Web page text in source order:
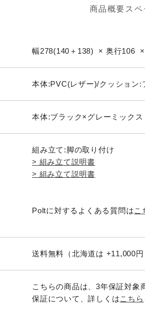
お買い物を続ける
商品概要スペ
幅278(140＋138) × 奥行106
本体:PVC(レザー)/クッション
本体:ブラック×グレーミック
組み立て:脚の取り付け
> 組み立て説明書
> 組み立て説明書
Poltに対するよくある質問はこ
送料無料（北海道は +11,000
こちらの商品は、3年保証対象
保証について、詳しくはこちら